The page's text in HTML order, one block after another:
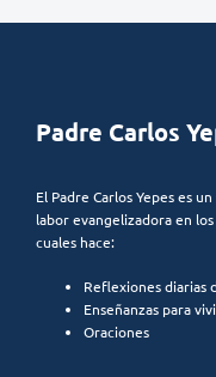
Padre Carlos
El Padre Carlos Yepes es
labor evangelizadora en
cuales hace:
Reflexiones diarias
Enseñanzas para
Oraciones